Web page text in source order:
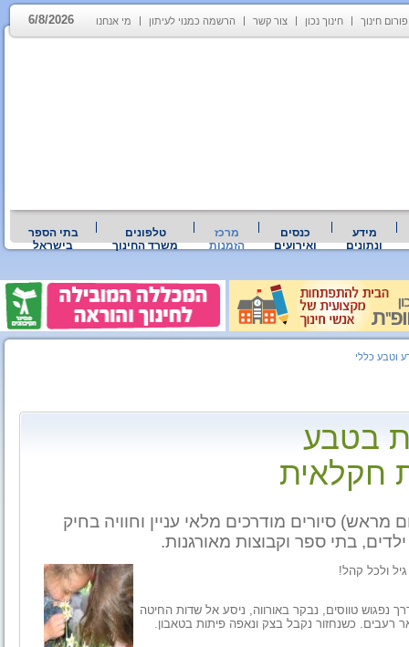
פורום חינוך חינוך נכון צור קשר הרשמה כמנוי לעיתון מי אנחנו 6/8/2026
מידע
ונתונים
כנסים
ואירועים
מרכז
הזמנות
טלפונים
משרד החינוך
בתי הספר
בישראל
וטבע כללי
בטבע
חקלאית
מראש) סיורים מודרכים מלאי עניין וחוויה בחיק
בתי ספר וקבוצות מאורגנות.
ולכל קהל!
נפגוש טווסים, נבקר באורווה, ניסע אל שדות החיטה
רעבים. כשנחזור נקבל בצק ונאפה פיתות בטאבון.